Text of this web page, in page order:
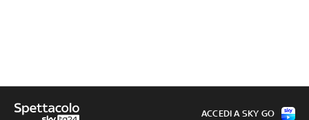
ACCEDI A SKY GO